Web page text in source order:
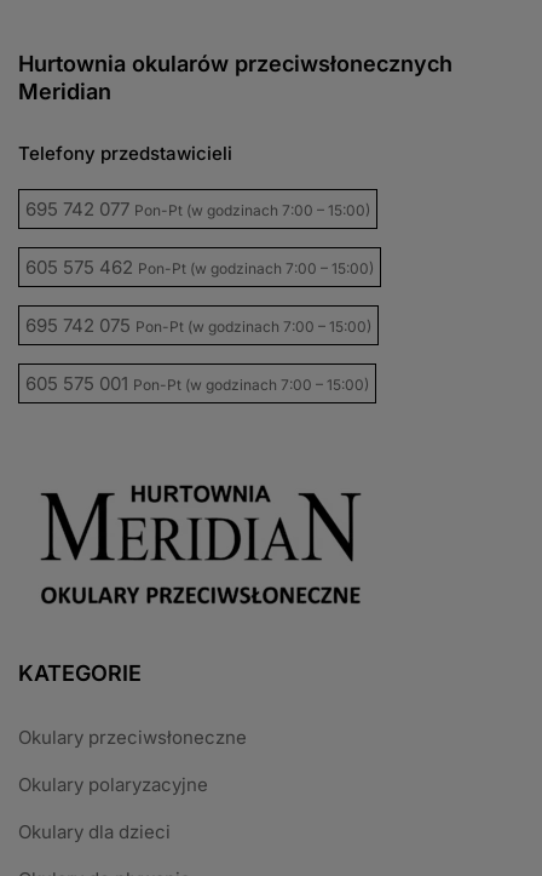
Hurtownia okularów przeciwsłonecznych
Meridian
Telefony przedstawicieli
695 742 077 Pon-Pt (w godzinach 7:00 – 15:00)
605 575 462 Pon-Pt (w godzinach 7:00 – 15:00)
695 742 075 Pon-Pt (w godzinach 7:00 – 15:00)
605 575 001 Pon-Pt (w godzinach 7:00 – 15:00)
KATEGORIE
Okulary przeciwsłoneczne
Okulary polaryzacyjne
Okulary dla dzieci